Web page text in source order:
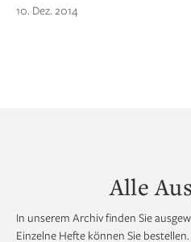
10. Dez. 2014
Alle
In unserem Archiv finden Sie
Einzelne Hefte können Sie bestellen.